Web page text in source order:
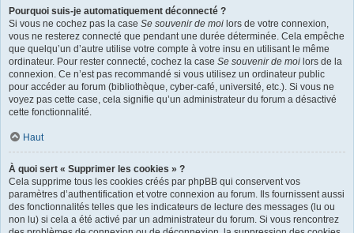
Pourquoi suis-je automatiquement déconnecté ?
Si vous ne cochez pas la case Se souvenir de moi lors de votre connexion,
vous ne resterez connecté que pendant une durée déterminée. Cela empêche
que quelqu’un d’autre utilise votre compte à votre insu en utilisant le même
ordinateur. Pour rester connecté, cochez la case Se souvenir de moi lors de la
connexion. Ce n’est pas recommandé si vous utilisez un ordinateur public
pour accéder au forum (bibliothèque, cyber-café, université, etc.). Si vous ne
voyez pas cette case, cela signifie qu’un administrateur du forum a désactivé
cette fonctionnalité.
Haut
À quoi sert « Supprimer les cookies » ?
Cela supprime tous les cookies créés par phpBB qui conservent vos
paramètres d’authentification et votre connexion au forum. Ils fournissent aussi
des fonctionnalités telles que les indicateurs de lecture des messages (lu ou
non lu) si cela a été activé par un administrateur du forum. Si vous rencontrez